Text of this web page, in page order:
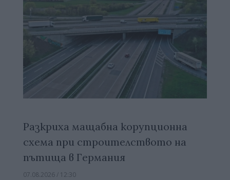
Разкриха мащабна корупционна
схема при строителството на
пътища в Германия
07.08.2026 / 12:30